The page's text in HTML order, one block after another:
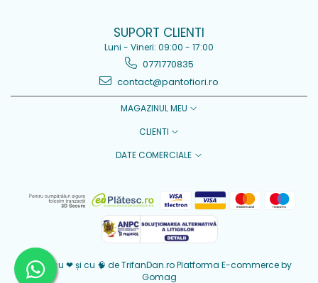
SUPORT CLIENTI
Luni - Vineri: 09:00 - 17:00
0771770835
contact@pantofiori.ro
MAGAZINUL MEU
CLIENTI
DATE COMERCIALE
Creat cu ❤ și cu 🧠 de TrifanDan.roPlatforma E-commerce by
Gomag